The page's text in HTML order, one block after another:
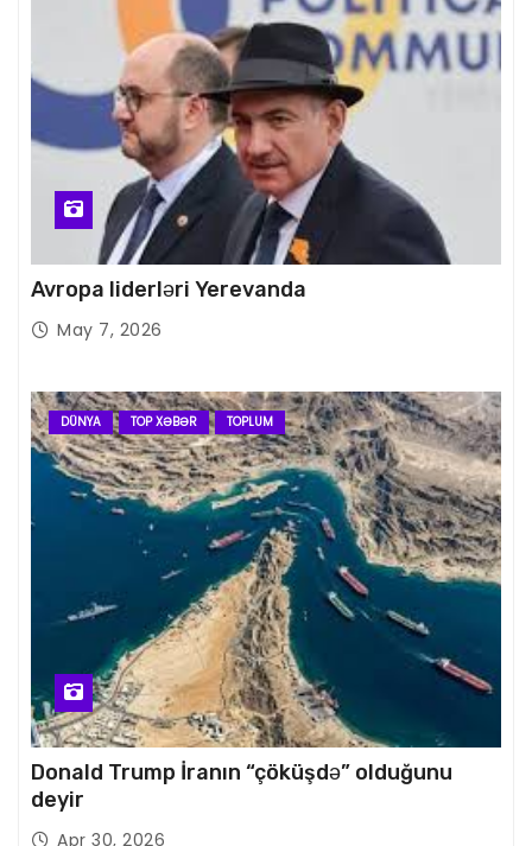
Avropa liderləri Yerevanda
May 7, 2026
DÜNYA TOP XƏBƏR TOPLUM
Donald Trump İranın “çöküşdə” olduğunu
deyir
Apr 30, 2026